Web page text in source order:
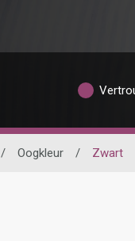
/ Oogkleur / Zwart